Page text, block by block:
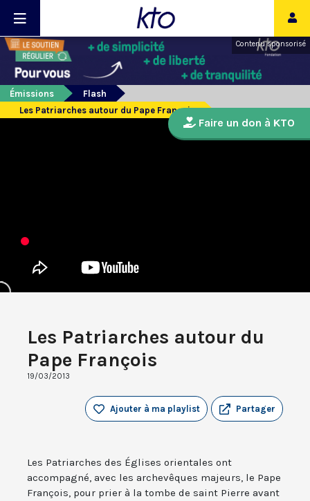
Contenu sponsorisé
Émissions
Flash
Les Patriarches autour du Pape François
Les Patriarches autour du
Pape François
19/03/2013
Partager
Ajouter à ma playlist
Les Patriarches des Églises orientales ont
accompagné, avec les archevêques majeurs, le Pape
François, pour prier à la tombe de saint Pierre avant
Faire un don à KTO